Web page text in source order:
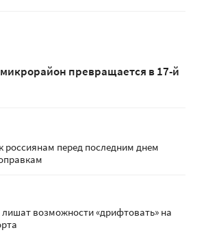
превращается в 17-й
россиянам перед последним днем
возможности «дрифтовать» на